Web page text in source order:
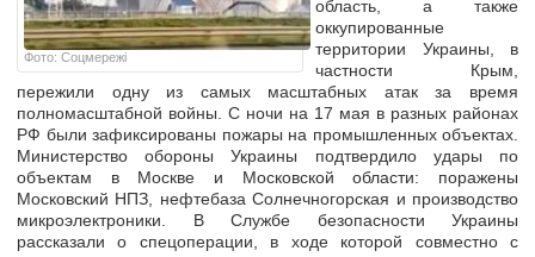
Фото: Соцмережі
область, а также
оккупированные
территории Украины, в
частности Крым,
пережили одну из самых масштабных атак за время
полномасштабной войны. С ночи на 17 мая в разных районах
РФ были зафиксированы пожары на промышленных объектах.
Министерство обороны Украины подтвердило удары по
объектам в Москве и Московской области: поражены
Московский НПЗ, нефтебаза Солнечногорская и производство
микроэлектроники. В Службе безопасности Украины
рассказали о спецоперации, в ходе которой совместно с